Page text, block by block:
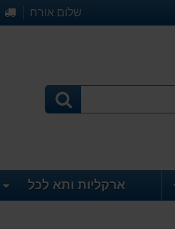
שלום אורח
ארקליות ותא לכל